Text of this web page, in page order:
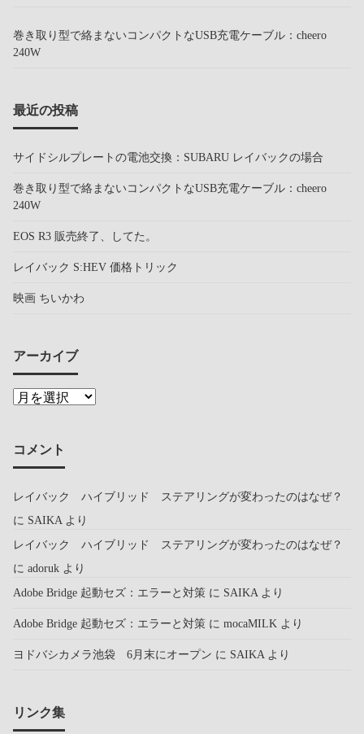
巻き取り型で絡まないコンパクトなUSB充電ケーブル：cheero
240W
最近の投稿
サイドシルプレートの電池交換：SUBARU レイバックの場合
巻き取り型で絡まないコンパクトなUSB充電ケーブル：cheero
240W
EOS R3 販売終了、してた。
レイバック S:HEV 価格トリック
映画 ちいかわ
アーカイブ
コメント
レイバック ハイブリッド ステアリングが変わったのはなぜ？
に SAIKA より
レイバック ハイブリッド ステアリングが変わったのはなぜ？
に adoruk より
Adobe Bridge 起動セズ：エラーと対策 に SAIKA より
Adobe Bridge 起動セズ：エラーと対策 に mocaMILK より
ヨドバシカメラ池袋 6月末にオープン に SAIKA より
リンク集